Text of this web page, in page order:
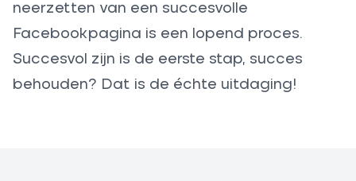
neerzetten van een succesvolle
Facebookpagina is een lopend proces.
Succesvol zijn is de eerste stap, succes
behouden? Dat is de échte uitdaging!